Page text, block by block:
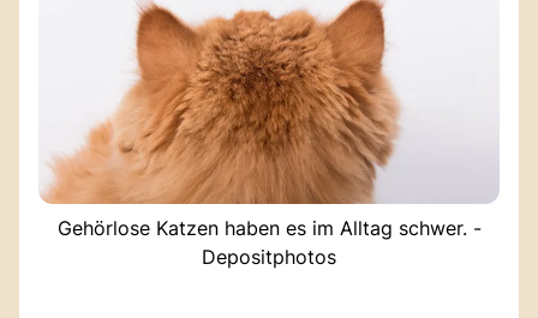
Gehörlose Katzen haben es im Alltag schwer. -
Depositphotos